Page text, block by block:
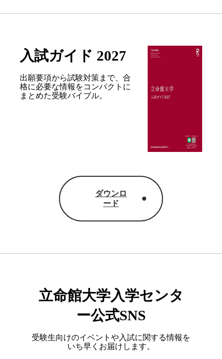
入試ガイド 2027
出願要項から試験対策まで、合
格に必要な情報をコンパクトに
まとめた受験バイブル。
ダウンロ
ード
立命館大学入学センタ
ー公式SNS
受験生向けのイベントや入試に関する情報を
いち早くお届けします。